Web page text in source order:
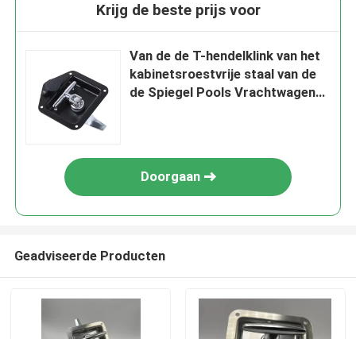
Krijg de beste prijs voor
Van de de T-hendelklink van het
kabinetsroestvrije staal van de
de Spiegel Pools Vrachtwagen
Doorgaan
Geadviseerde Producten